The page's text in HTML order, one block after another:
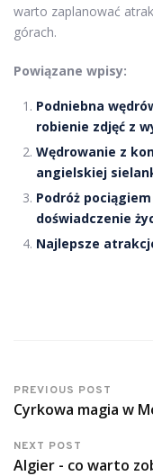
warto zaplanować
górach.
Powiązane wpisy:
Podniebna
robienie zdjęć z
Wędrowanie z
angielskiej
Podróż
doświadczenie
Najlepsze
PREVIOUS POST
Cyrkowa magia w
NEXT POST
Algier - co warto